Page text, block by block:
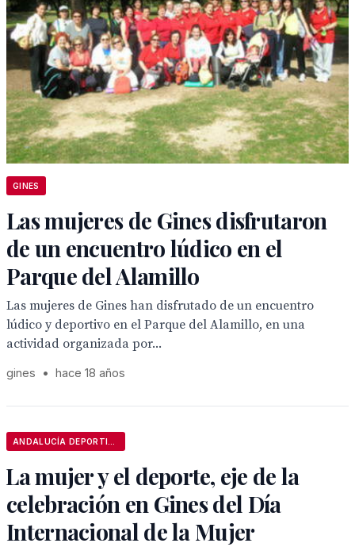
GINES
Las mujeres de Gines disfrutaron
de un encuentro lúdico en el
Parque del Alamillo
Las mujeres de Gines han disfrutado de un encuentro
lúdico y deportivo en el Parque del Alamillo, en una
actividad organizada por...
gines • hace 18 años
La mujer y el deporte, eje de la
celebración en Gines del Día
Internacional de la Mujer